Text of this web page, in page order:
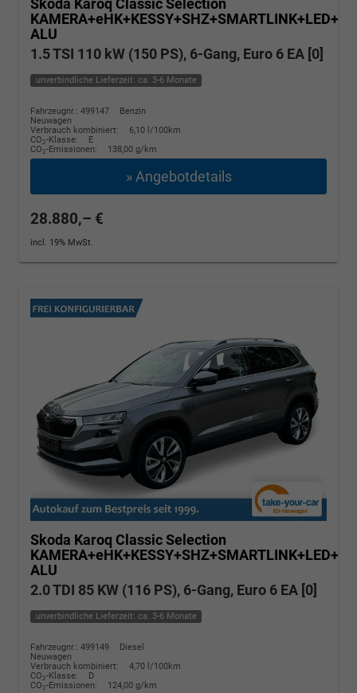
Skoda Karoq Classic Selection
ALU
1.5 TSI 110 kW (150 PS), 6-Gang, Euro 6 EA [0]
unverbindliche Lieferzeit: ca. 3-6 Monate
Fahrzeugnr.: 499147
Benzin
Neuwagen
Verbrauch kombiniert:
6,10 l/100km
CO2-Klasse:
E
CO2-Emissionen: 138,00 g/km
» Angebotdetails
28.880,– €
incl. 19% MwSt.
Skoda Karoq Classic Selection
ALU
2.0 TDI 85 KW (116 PS), 6-Gang, Euro 6 EA [0]
unverbindliche Lieferzeit: ca. 3-6 Monate
Fahrzeugnr.: 499149
Diesel
Neuwagen
Verbrauch kombiniert:
4,70 l/100km
CO2-Klasse:
D
CO2-Emissionen: 124,00 g/km